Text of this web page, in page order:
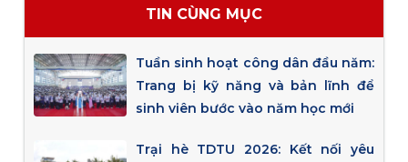
TIN CÙNG MỤC
Tuần sinh hoạt công dân đầu năm:
Trang bị kỹ năng và bản lĩnh để
sinh viên bước vào năm học mới
Trại hè TDTU 2026: Kết nối yêu